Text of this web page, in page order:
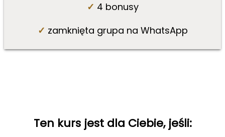
✓ 4 bonusy
✓ zamknięta grupa na WhatsApp
Ten kurs jest dla Ciebie, jeśli: